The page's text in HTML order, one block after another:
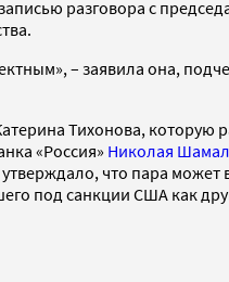
разговора с
– заявила она,
Тихонова, которую
«Россия» Николая
что пара может
под санкции США как